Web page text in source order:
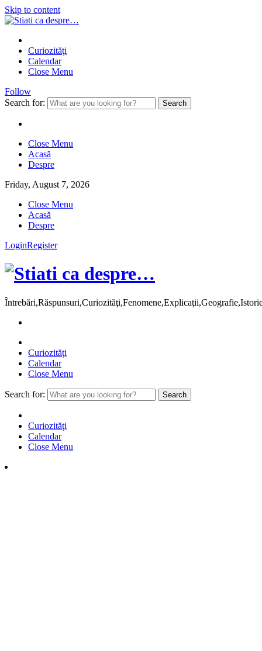
Skip to content
Curiozităţi
Calendar
Close Menu
Follow
Search for:
Close Menu
Acasă
Despre
Friday, August 7, 2026
Close Menu
Acasă
Despre
LoginRegister
Curiozităţi
Calendar
Close Menu
Search for:
Curiozităţi
Calendar
Close Menu